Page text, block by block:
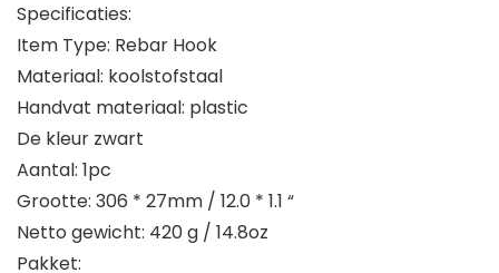
Specificaties:
Item Type: Rebar Hook
Materiaal: koolstofstaal
Handvat materiaal: plastic
De kleur zwart
Aantal: 1pc
Grootte: 306 * 27mm / 12.0 * 1.1 “
Netto gewicht: 420 g / 14.8oz
Pakket: